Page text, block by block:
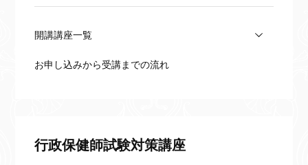
開講講座一覧
お申し込みから受講までの流れ
行政保健師試験対策講座